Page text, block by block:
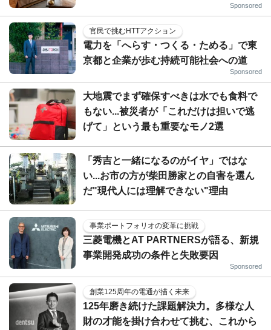
Sponsored
官民で挑むHTTアクション
電力を「へらす・つくる・ためる」で東
京都と企業が歩む持続可能社会への道
Sponsored
大地震でまず確保すべきは水でも食料で
もない...被災者が「これだけは担いで逃
げて」という最も重要なモノ2選
「秀吉と一緒になるのがイヤ」ではな
い...お市の方が柴田勝家との自害を選ん
だ"現代人には理解できない"理由
事業ポートフォリオの変革に挑戦
三菱電機とAT PARTNERSが語る、新規
事業開発成功の条件と失敗要因
Sponsored
創業125周年の電通が描く未来
125年磨き続けた課題解決力。多様な人
財の才能を掛け合わせて挑む、これから